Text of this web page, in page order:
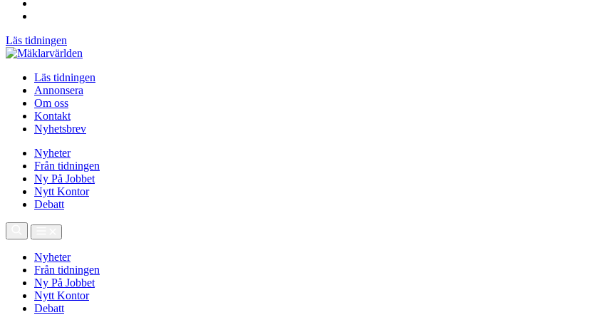
Läs tidningen
Läs tidningen
Annonsera
Om oss
Kontakt
Nyhetsbrev
Nyheter
Från tidningen
Ny På Jobbet
Nytt Kontor
Debatt
Nyheter
Från tidningen
Ny På Jobbet
Nytt Kontor
Debatt